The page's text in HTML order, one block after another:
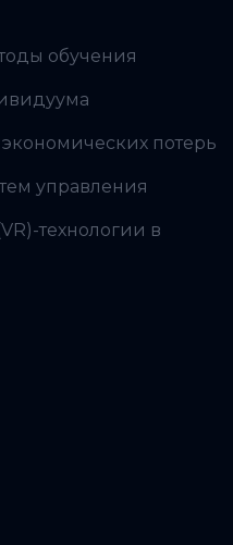
обучения
потерь
управления
технологии в